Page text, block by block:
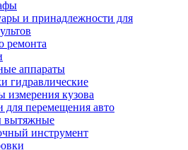
и принадлежности для
ремонта
аппараты
гидравлические
измерения кузова
для перемещения авто
вытяжные
инструмент